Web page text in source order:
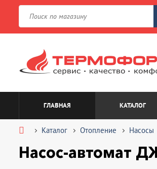
ГЛАВНАЯ КАТАЛОГ
Каталог Отопление Насосы
Насос-автомат